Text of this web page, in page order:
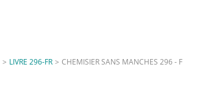
> LIVRE 296-FR > CHEMISIER SANS MANCHES 296 - F